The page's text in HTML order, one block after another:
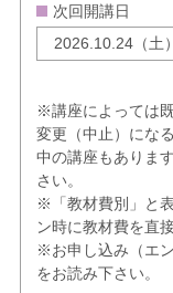
次回開講日
2026.10.24（土）
※講座によっては
変更（中止）にな
中の講座もありま
さい。
※「教材費別」と
ン時に教材費を直
※お申し込み（エ
をお読み下さい。